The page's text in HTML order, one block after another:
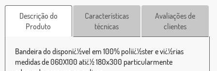
Descrição do
Produto
Características
técnicas
Avaliações de
clientes
Bandeira do disponï¿½vel em 100% poliï¿½ster e vï¿½rias
medidas de 060X100 atï¿½ 180x300 particularmente